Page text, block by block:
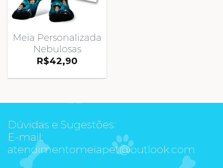
Meia Personalizada
Nebulosas
R$42,90
Dúvidas e Sugestões:
E-mail:
atendimentomeiapet@outlook.com